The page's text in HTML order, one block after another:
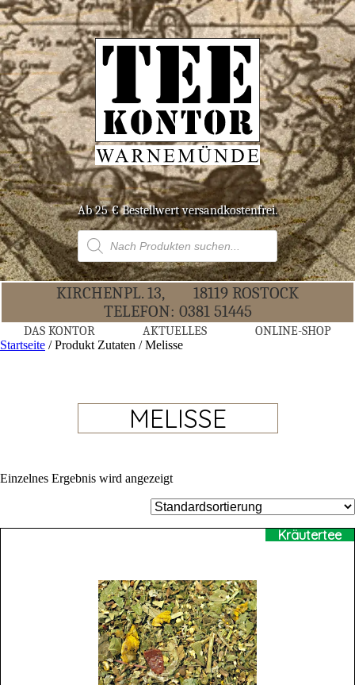
Ab 25 € Bestell­wert versandkostenfrei.
Products
search
KIR­CHEN­PL. 13,
18119 ROS­TOCK
TELE­FON: 0381 51445
DAS KON­TOR AKTU­EL­LES ONLINE-SHOP
Startseite / Produkt Zutaten / Melisse
MELISSE
Einzelnes Ergebnis wird angezeigt
Kräutertee